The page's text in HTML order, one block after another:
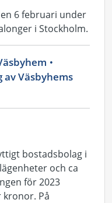
6 februari under
i Stockholm.
av Väsbyhems
bostadsbolag i
och ca
för 2023
kronor. På